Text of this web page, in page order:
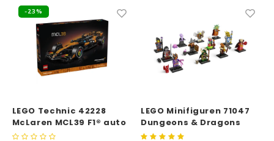
-23%
LEGO Technic 42228
McLaren MCL39 F1® auto
LEGO Minifiguren 71047
Dungeons & Dragons
Complete Serie